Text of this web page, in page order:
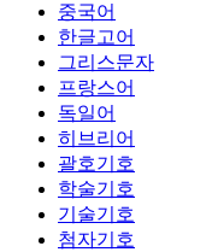
중국어
한글고어
그리스문자
프랑스어
독일어
히브리어
괄호기호
학술기호
기술기호
첨자기호